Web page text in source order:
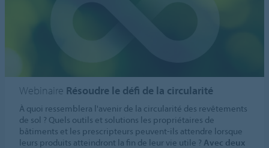
Webinaire Résoudre le défi de la circularité
À quoi ressemblera l'avenir de la circularité des revêtements
de sol ? Quels outils et solutions les propriétaires de
bâtiments et les prescripteurs peuvent-ils attendre lorsque
leurs produits atteindront la fin de leur vie utile ? Avec deux